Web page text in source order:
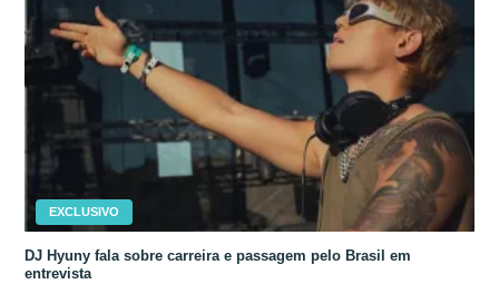
EXCLUSIVO
DJ Hyuny fala sobre carreira e passagem pelo Brasil em
entrevista